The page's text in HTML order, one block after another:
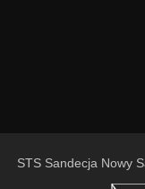
STS Sandecja Nowy